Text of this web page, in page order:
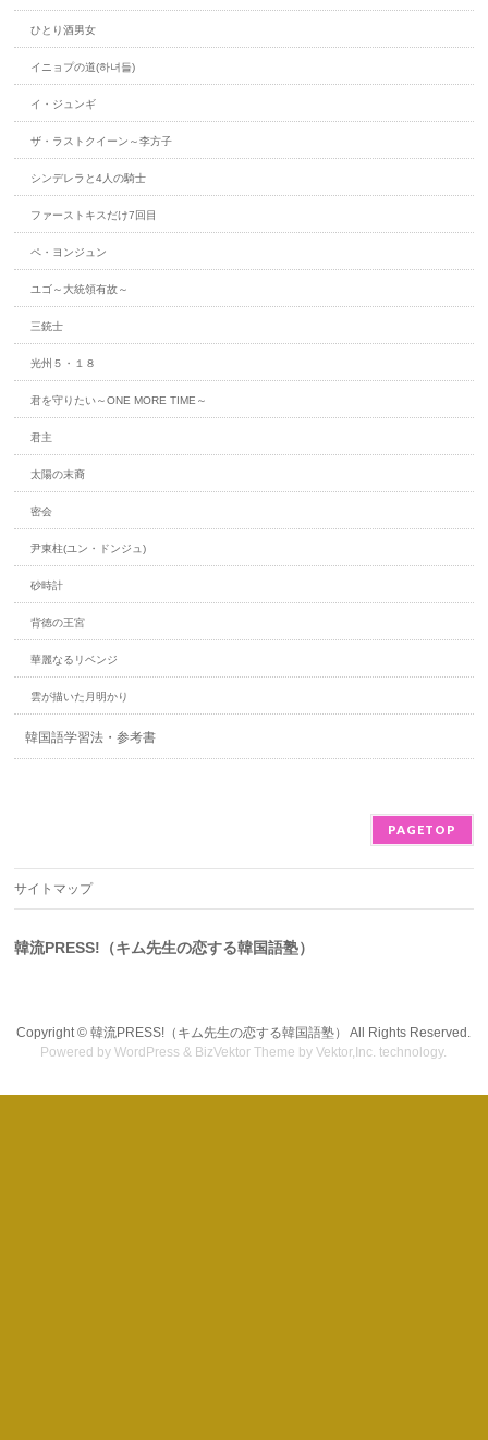
ひとり酒男女
イニョプの道(하녀들)
イ・ジュンギ
ザ・ラストクイーン～李方子
シンデレラと4人の騎士
ファーストキスだけ7回目
ペ・ヨンジュン
ユゴ～大統領有故～
三銃士
光州５・１８
君を守りたい～ONE MORE TIME～
君主
太陽の末裔
密会
尹東柱(ユン・ドンジュ)
砂時計
背徳の王宮
華麗なるリベンジ
雲が描いた月明かり
韓国語学習法・参考書
PAGETOP
サイトマップ
韓流PRESS!（キム先生の恋する韓国語塾）
Copyright ©韓流PRESS!（キム先生の恋する韓国語塾）
All Rights Reserved.
Powered byWordPress & BizVektor Theme by Vektor,Inc. technology.